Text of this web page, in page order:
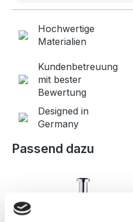
Hochwertige
Materialien
Kundenbetreuung
mit bester
Bewertung
Designed in
Germany
Produktgalerie überspringen
Passend dazu